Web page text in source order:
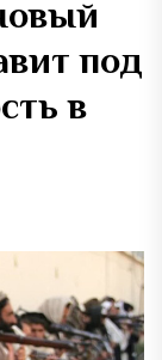
под
в